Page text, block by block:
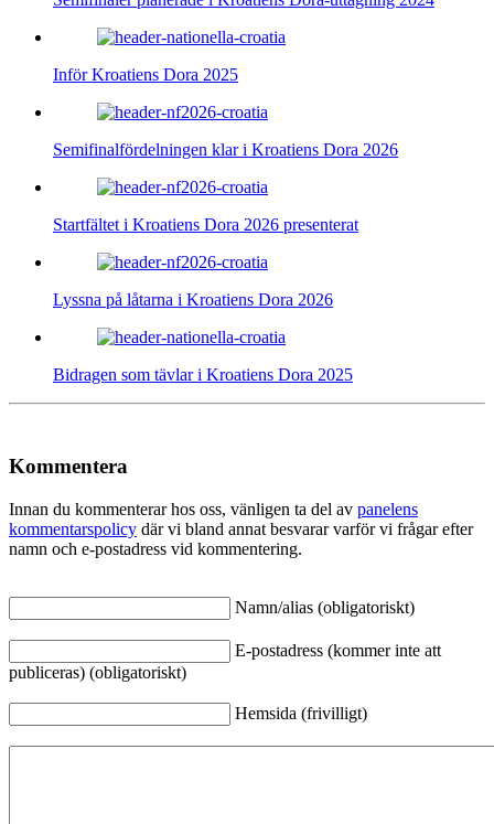
Inför Kroatiens Dora 2025
Semifinalfördelningen klar i Kroatiens Dora 2026
Startfältet i Kroatiens Dora 2026 presenterat
Lyssna på låtarna i Kroatiens Dora 2026
Bidragen som tävlar i Kroatiens Dora 2025
Kommentera
Innan du kommenterar hos oss, vänligen ta del av panelens
kommentarspolicy där vi bland annat besvarar varför vi frågar efter
namn och e-postadress vid kommentering.
Namn/alias (obligatoriskt)
E-postadress (kommer inte att
publiceras) (obligatoriskt)
Hemsida (frivilligt)